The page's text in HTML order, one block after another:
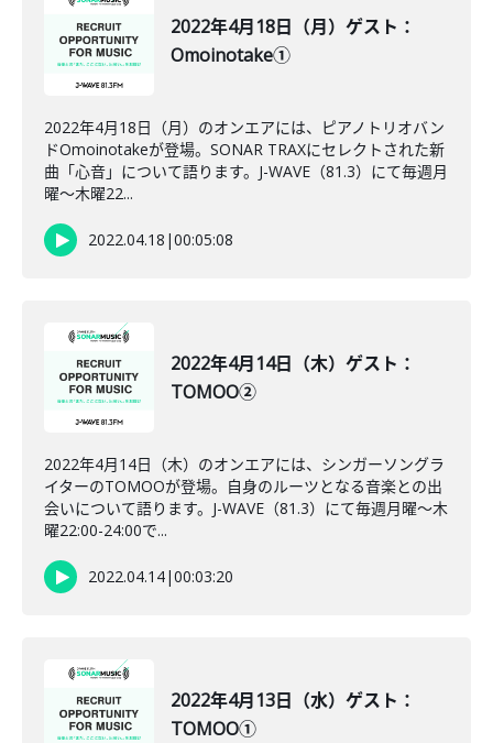
2022年4月18日（月）ゲスト：
Omoinotake①
2022年4月18日（月）のオンエアには、ピアノトリオバン
ドOmoinotakeが登場。SONAR TRAXにセレクトされた新
曲「心音」について語ります。J-WAVE（81.3）にて毎週月
曜～木曜22...
2022.04.18 |00:05:08
2022年4月14日（木）ゲスト：
TOMOO②
2022年4月14日（木）のオンエアには、シンガーソングラ
イターのTOMOOが登場。自身のルーツとなる音楽との出
会いについて語ります。J-WAVE（81.3）にて毎週月曜～木
曜22:00-24:00で...
2022.04.14|00:03:20
2022年4月13日（水）ゲスト：
TOMOO①